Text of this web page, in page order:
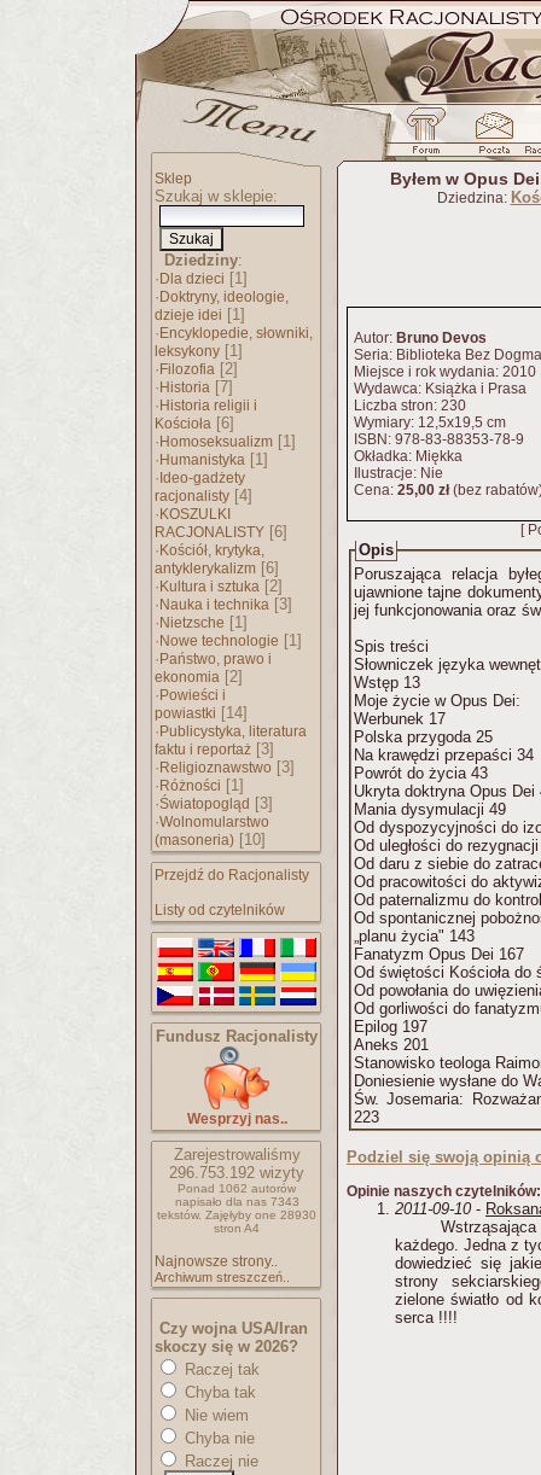
Sklep
Szukaj w sklepie:
Dziedziny:
· Dla dzieci [1]
· Doktryny, ideologie,
dzieje idei [1]
· Encyklopedie, słowniki,
leksykony [1]
· Filozofia [2]
· Historia [7]
· Historia religii i
Kościoła [6]
· Homoseksualizm [1]
· Humanistyka [1]
· Ideo-gadżety
racjonalisty [4]
· KOSZULKI
RACJONALISTY [6]
· Kościół, krytyka,
antyklerykalizm [6]
· Kultura i sztuka [2]
· Nauka i technika [3]
· Nietzsche [1]
· Nowe technologie [1]
· Państwo, prawo i
ekonomia [2]
· Powieści i
powiastki [14]
· Publicystyka, literatura
faktu i reportaż [3]
· Religioznawstwo [3]
· Różności [1]
·Światopogląd [3]
·Wolnomularstwo
(masoneria) [10]
Przejdź do Racjonalisty
Listy od czytelników
Fundusz Racjonalisty
Wesprzyj nas..
Zarejestrowaliśmy
296.753.192 wizyty
Ponad 1062 autorów
napisało dla nas 7343
tekstów. Zajęłyby one 28930
stron A4
Najnowsze strony..
Archiwum streszczeń..
Czy wojna USA/Iran
skoczy się w 2026?
Raczej tak
Chyba tak
Nie wiem
Chyba nie
Raczej nie
Byłem w Opus
Dziedzina:
Autor: Bruno Devos
Seria: Biblioteka Bez
Miejsce i rok wydania: 2010
Wydawca: Książka i Prasa
Liczba stron: 230
Wymiary: 12,5x19,5 cm
ISBN: 978-83-88353-78-9
Okładka: Miękka
Ilustracje: Nie
Cena: 25,00 zł(bez
[
Opis
Poruszająca relacja
ujawnione tajne
jej funkcjonowania oraz
Spis treści
Słowniczek języka
Wstęp 13
Moje życie w Opus Dei:
Werbunek 17
Polska przygoda 25
Na krawędzi przepaści 34
Powrót do życia 43
Ukryta doktryna Opus Dei
Mania dysymulacji 49
Od dyspozycyjności do
Od uległości do
Od daru z siebie do
Od pracowitości do
Od paternalizmu do
Od spontanicznej
„planu życia" 143
Fanatyzm Opus Dei 167
Od świętości Kościoła do
Od powołania do
Od gorliwości do
Epilog 197
Aneks 201
Stanowisko teologa
Doniesienie wysłane do
Św. Josemaria:
223
Podziel się swoją opinią
Opinie naszych czytelników:
2011-09-10 -
każdego. Jedna z
dowiedzieć się
strony
zielone światło od
serca !!!!